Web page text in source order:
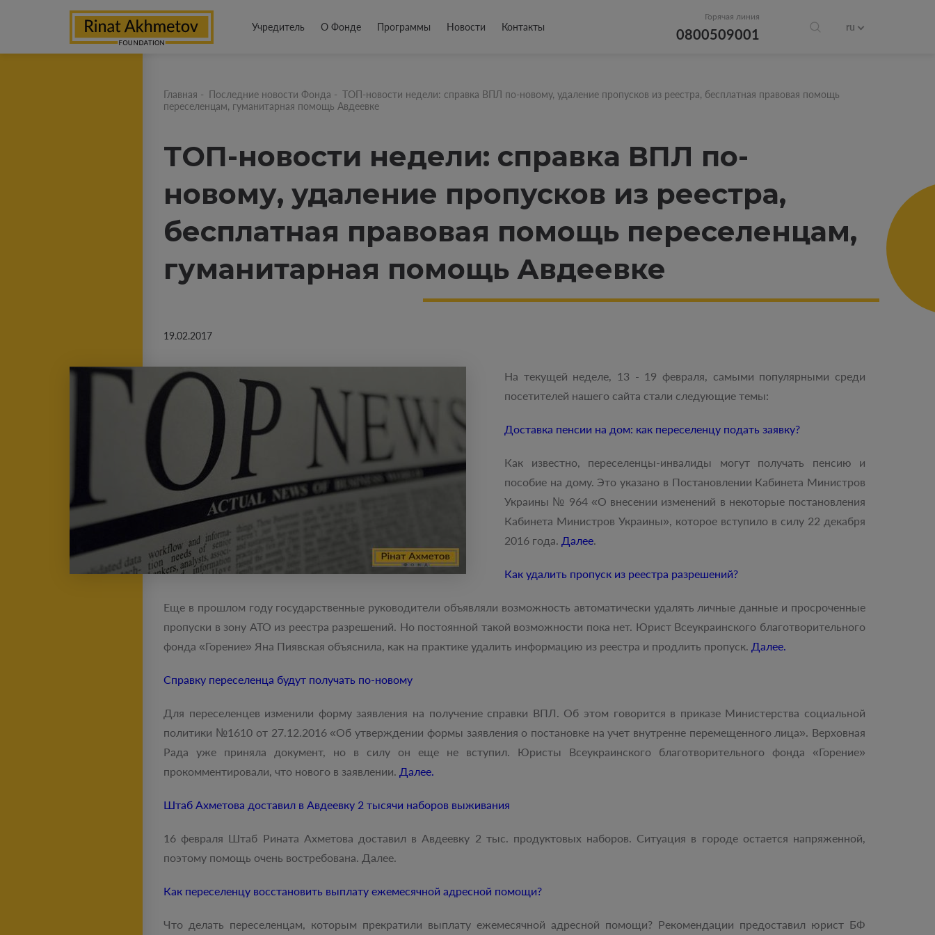
Учредитель О Фонде Программы Новости Контакты
Горячая линия
0800509001 ru
Главная - Последние новости Фонда - ТОП-новости недели: справка ВПЛ по-новому, удаление пропусков из реестра, бесплатная правовая помощь
переселенцам, гуманитарная помощь Авдеевке
ТОП-новости недели: справка ВПЛ по-
новому, удаление пропусков из реестра,
бесплатная правовая помощь переселенцам,
гуманитарная помощь Авдеевке
19.02.2017
На текущей неделе, 13 - 19 февраля, самыми популярными среди
посетителей нашего сайта стали следующие темы:
Доставка пенсии на дом: как переселенцу подать заявку?
Как известно, переселенцы-инвалиды могут получать пенсию и
пособие на дому. Это указано в Постановлении Кабинета Министров
Украины № 964 «О внесении изменений в некоторые постановления
Кабинета Министров Украины», которое вступило в силу 22 декабря
2016 года. Далее.
Как удалить пропуск из реестра разрешений?
Еще в прошлом году государственные руководители объявляли возможность автоматически удалять личные данные и просроченные
пропуски в зону АТО из реестра разрешений. Но постоянной такой возможности пока нет. Юрист Всеукраинского благотворительного
фонда «Горение» Яна Пиявская объяснила, как на практике удалить информацию из реестра и продлить пропуск. Далее.
Справку переселенца будут получать по-новому
Для переселенцев изменили форму заявления на получение справки ВПЛ. Об этом говорится в приказе Министерства социальной
политики №1610 от 27.12.2016 «Об утверждении формы заявления о постановке на учет внутренне перемещенного лица». Верховная
Рада уже приняла документ, но в силу он еще не вступил. Юристы Всеукраинского благотворительного фонда «Горение»
прокомментировали, что нового в заявлении. Далее.
Штаб Ахметова доставил в Авдеевку 2 тысячи наборов выживания
16 февраля Штаб Рината Ахметова доставил в Авдеевку 2 тыс. продуктовых наборов. Ситуация в городе остается напряженной,
поэтому помощь очень востребована. Далее.
Как переселенцу восстановить выплату ежемесячной адресной помощи?
Что делать переселенцам, которым прекратили выплату ежемесячной адресной помощи? Рекомендации предоставил юрист БФ